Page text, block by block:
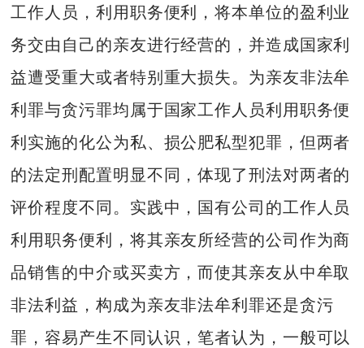
工作人员，利用职务便利，将本单位的盈利业
务交由自己的亲友进行经营的，并造成国家利
益遭受重大或者特别重大损失。为亲友非法牟
利罪与贪污罪均属于国家工作人员利用职务便
利实施的化公为私、损公肥私型犯罪，但两者
的法定刑配置明显不同，体现了刑法对两者的
评价程度不同。实践中，国有公司的工作人员
利用职务便利，将其亲友所经营的公司作为商
品销售的中介或买卖方，而使其亲友从中牟取
非法利益，构成为亲友非法牟利罪还是贪污
罪，容易产生不同认识，笔者认为，一般可以